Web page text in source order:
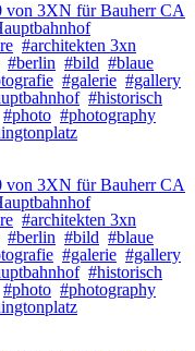
von 3XN für Bauherr CA
#architekten 3xn
#berlin #bild #blaue
#galerie #gallery
#historisch
#photo #photography
von 3XN für Bauherr CA
#architekten 3xn
#berlin #bild #blaue
#galerie #gallery
#historisch
#photo #photography